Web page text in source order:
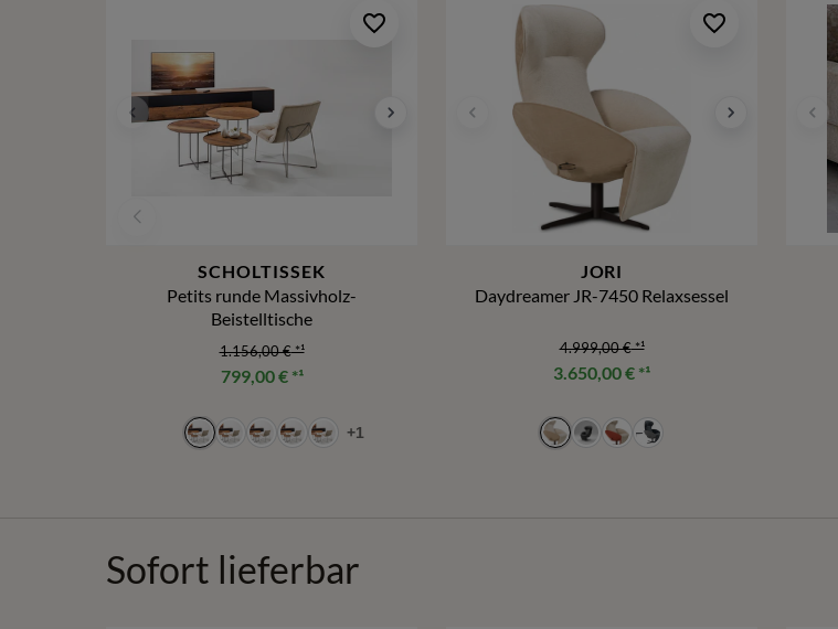
SCHOLTISSEK
Petits runde Massivholz-
Beistelltische
1.156,00 €*¹
799,00 €*¹
+1
JORI
Daydreamer JR-7450 Relaxsessel
4.999,00 €*¹
3.650,00 € *¹
Sofort lieferbar